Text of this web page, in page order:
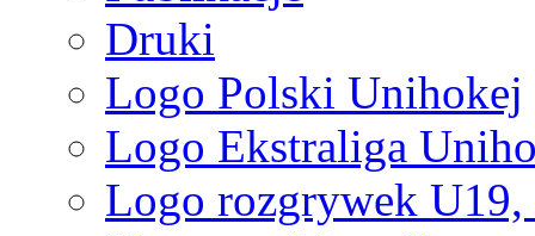
Druki
Logo Polski Unihokej
Logo Ekstraliga
Logo rozgrywek